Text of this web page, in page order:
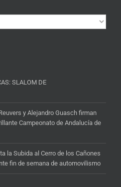
SLALOM DE
y Alejandro Guasch firman
Campeonato de Andalucía de
la Subida al Cerro de los Cañones
fin de semana de automovilismo